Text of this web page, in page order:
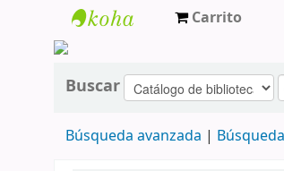
Carrito
Buscar
Búsqueda avanzada